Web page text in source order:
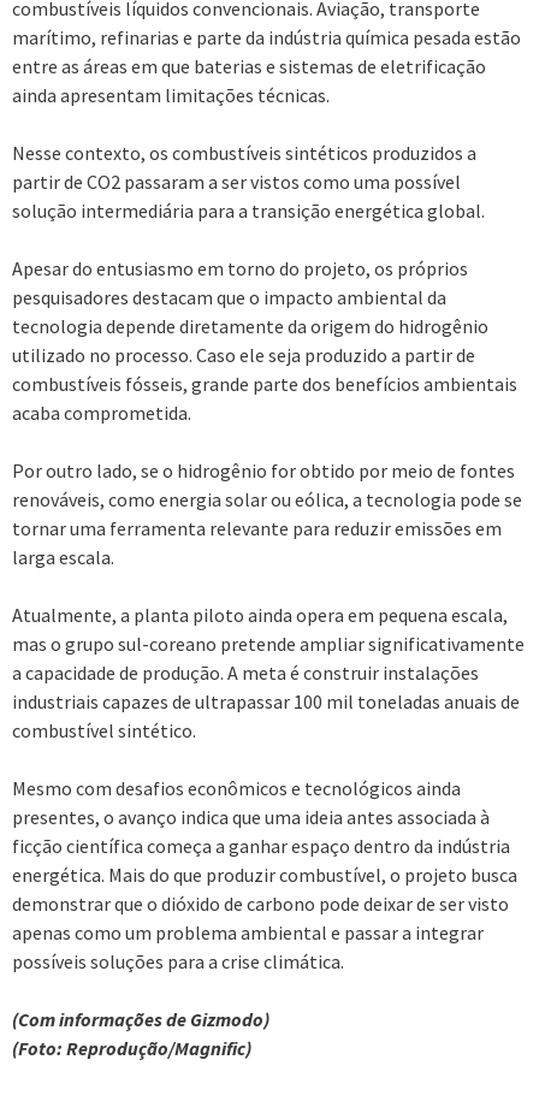
combustíveis líquidos convencionais. Aviação, transporte
marítimo, refinarias e parte da indústria química pesada estão
entre as áreas em que baterias e sistemas de eletrificação
ainda apresentam limitações técnicas.
Nesse contexto, os combustíveis sintéticos produzidos a
partir de CO2 passaram a ser vistos como uma possível
solução intermediária para a transição energética global.
Apesar do entusiasmo em torno do projeto, os próprios
pesquisadores destacam que o impacto ambiental da
tecnologia depende diretamente da origem do hidrogênio
utilizado no processo. Caso ele seja produzido a partir de
combustíveis fósseis, grande parte dos benefícios ambientais
acaba comprometida.
Por outro lado, se o hidrogênio for obtido por meio de fontes
renováveis, como energia solar ou eólica, a tecnologia pode se
tornar uma ferramenta relevante para reduzir emissões em
larga escala.
Atualmente, a planta piloto ainda opera em pequena escala,
mas o grupo sul-coreano pretende ampliar significativamente
a capacidade de produção. A meta é construir instalações
industriais capazes de ultrapassar 100 mil toneladas anuais de
combustível sintético.
Mesmo com desafios econômicos e tecnológicos ainda
presentes, o avanço indica que uma ideia antes associada à
ficção científica começa a ganhar espaço dentro da indústria
energética. Mais do que produzir combustível, o projeto busca
demonstrar que o dióxido de carbono pode deixar de ser visto
apenas como um problema ambiental e passar a integrar
possíveis soluções para a crise climática.
(Com informações de Gizmodo)
(Foto: Reprodução/Magnific)